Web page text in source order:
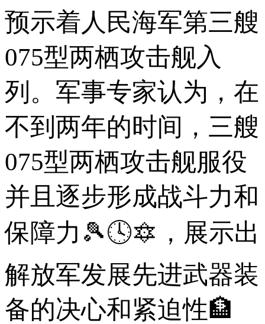
预示着人民海军第三艘
075型两栖攻击舰入
列。军事专家认为，在
不到两年的时间，三艘
075型两栖攻击舰服役
并且逐步形成战斗力和
保障力🎾🕓🔯，展示出
解放军发展先进武器装
备的决心和紧迫性🏦